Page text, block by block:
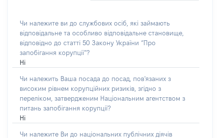
Чи належите ви до службових осіб, які займають
відповідальне та особливо відповідальне становище,
відповідно до статті 50 Закону України “Про
запобігання корупції”?
Ні
Чи належить Ваша посада до посад, пов'язаних з
високим рівнем корупційних ризиків, згідно з
переліком, затвердженим Національним агентством з
питань запобігання корупції?
Ні
Чи належите Ви до національних публічних діячів